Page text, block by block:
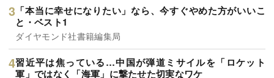
「本当に幸せになりたい」なら、今すぐやめた方がいいこ
と・ベスト1
ダイヤモンド社書籍編集局
習近平は焦っている…中国が弾道ミサイルを「ロケット
軍」ではなく「海軍」に撃たせた切実なワケ